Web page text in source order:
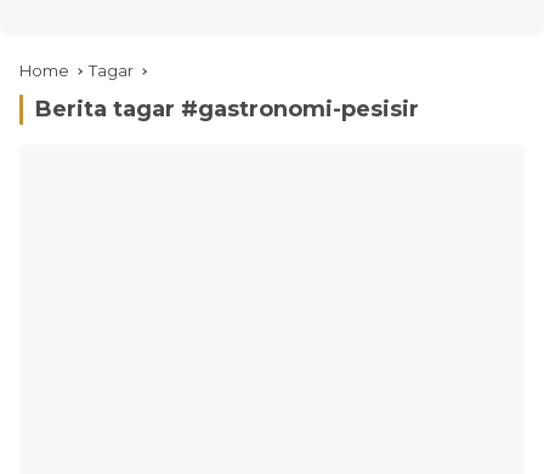
Home Tagar
Berita tagar #gastronomi-pesisir